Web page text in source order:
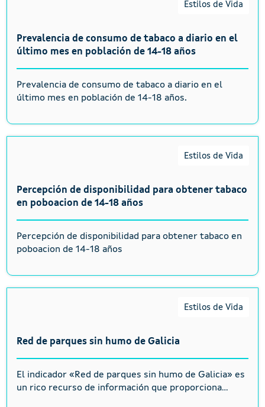
Estilos de Vida
Prevalencia de consumo de tabaco a diario en el
último mes en población de 14-18 años
Prevalencia de consumo de tabaco a diario en el
último mes en población de 14-18 años.
Estilos de Vida
Percepción de disponibilidad para obtener tabaco
en poboacion de 14-18 años
Percepción de disponibilidad para obtener tabaco en
poboacion de 14-18 años
Estilos de Vida
Red de parques sin humo de Galicia
El indicador «Red de parques sin humo de Galicia» es
un rico recurso de información que proporciona...